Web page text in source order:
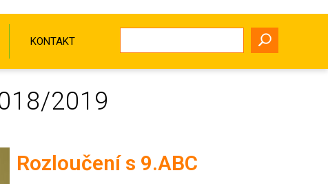
KONTAKT
2019
Rozloučení s 9.ABC